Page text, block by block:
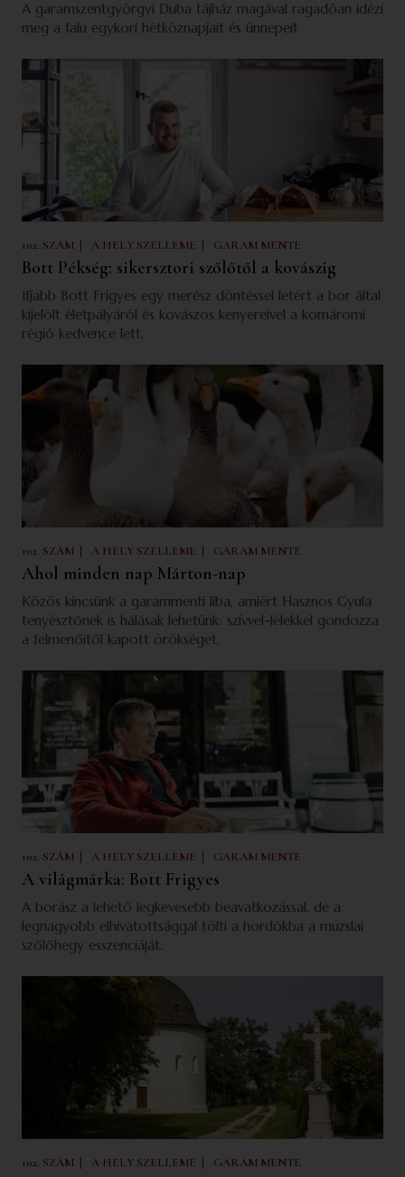
A garamszentgyörgyi Duba tájház magával ragadóan idézi
meg a falu egykori hétköznapjait és ünnepeit
102. SZÁM | A HELY SZELLEME | GARAM MENTE
Bott Pékség: sikersztori szőlőtől a kovászig
Ifjabb Bott Frigyes egy merész döntéssel letért a bor által
kijelölt életpályáról és kovászos kenyereivel a komáromi
régió kedvence lett.
102. SZÁM | A HELY SZELLEME | GARAM MENTE
Ahol minden nap Márton-nap
Közös kincsünk a garammenti liba, amiért Hasznos Gyula
tenyésztőnek is hálásak lehetünk: szívvel-lélekkel gondozza
a felmenőitől kapott örökséget.
102. SZÁM | A HELY SZELLEME | GARAM MENTE
A világmárka: Bott Frigyes
A borász a lehető legkevesebb beavatkozással, de a
legnagyobb elhivatottsággal tölti a hordókba a muzslai
szőlőhegy esszenciáját.
102. SZÁM | A HELY SZELLEME | GARAM MENTE